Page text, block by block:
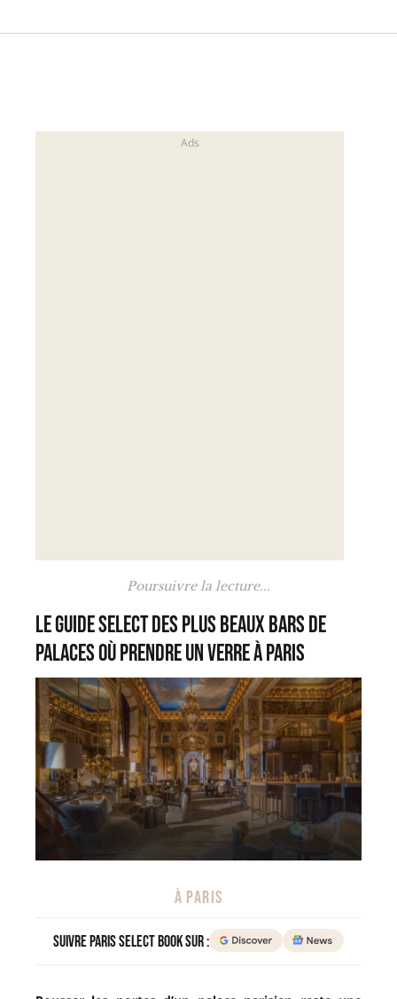
Poursuivre la lecture...
Le Guide Select des plus beaux bars de
palaces où prendre un verre à Paris
À PARIS
Suivre Paris Select Book sur :